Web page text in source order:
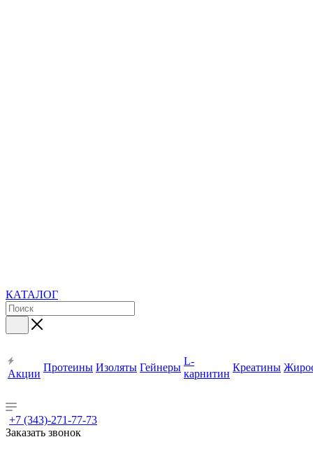
КАТАЛОГ
Акции
Протеины Изоляты Гейнеры
L-
карнитин
Креатины
+7 (343)-271-77-73
Заказать звонок